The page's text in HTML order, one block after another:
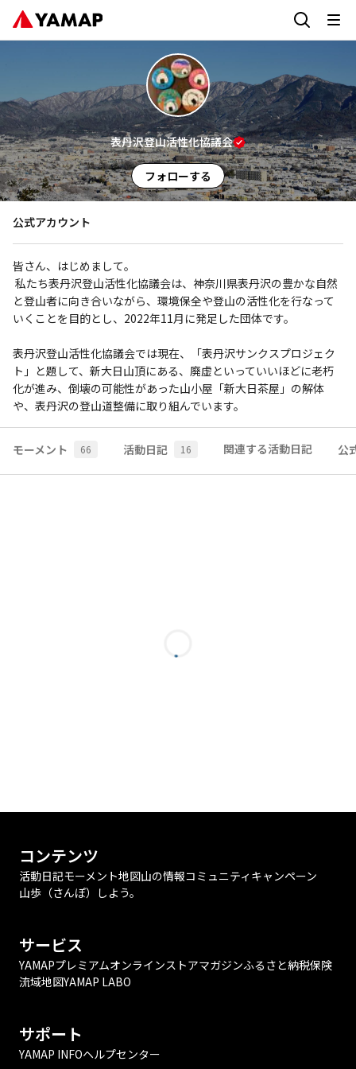
表丹沢登山活性化協議会
フォローする
公式アカウント
皆さん、はじめまして。
と登山者に向き合いながら、環境保全や登山の活性化を行なって
いくことを目的とし、2022年11月に発足した団体です。
表丹沢登山活性化協議会では現在、「表丹沢サンクスプロジェク
ト」と題して、新大日山頂にある、廃虚といっていいほどに老朽
化が進み、倒壊の可能性があった山小屋「新大日茶屋」の解体
や、表丹沢の登山道整備に取り組んでいます。
モーメント 66 活動日記 16 関連する活動日記 公
コンテンツ
活動日記モーメント地図山の情報コミュニティ キャンペーン
山歩（さんぽ）しよう。
サービス
YAMAPプレミアムオンラインストアマガジンふるさと納税保険
流域地図YAMAP LABO
サポート
YAMAP INFOヘルプセンター